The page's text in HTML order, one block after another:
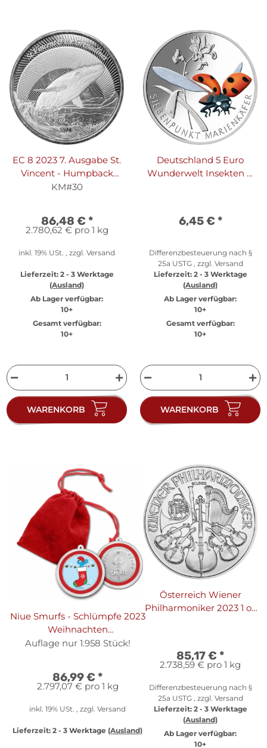
EC 8 2023 7. Ausgabe St.
Vincent - Humpback
Whale-Buckelwal - 1 oz
KM#30
86,48 € *
2.780,62 € pro 1 kg
inkl. 19% USt. , zzgl. Versand
Lieferzeit: 2 - 3 Werktage
(Ausland)
Ab Lager verfügbar:
10+
Gesamt verfügbar:
10+
WARENKORB
Deutschland 5 Euro
Wunderwelt Insekten 2.
6,45 € *
Differenzbesteuerung nach §
25a USTG , zzgl. Versand
Lieferzeit: 2 - 3 Werktage
(Ausland)
Ab Lager verfügbar:
10+
Gesamt verfügbar:
10+
WARENKORB
Niue Smurfs - Schlümpfe 2023
Weihnachten
Weihnachtsstrumpf/Anhänger
Auflage nur 1.958 Stück!
86,99 € *
2.797,07 € pro 1 kg
inkl. 19% USt. , zzgl. Versand
Lieferzeit: 2 - 3 Werktage (Ausland)
Österreich Wiener
Philharmoniker 2023 1 oz
85,17 € *
2.738,59 € pro 1 kg
Differenzbesteuerung nach §
25a USTG , zzgl. Versand
Lieferzeit: 2 - 3 Werktage
(Ausland)
Ab Lager verfügbar:
10+